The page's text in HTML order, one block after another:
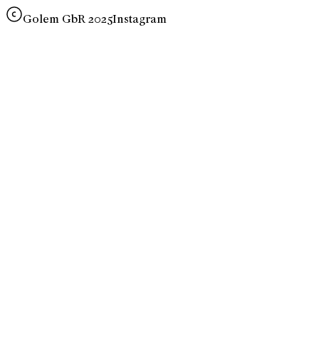
Golem GbR 2025Instagram